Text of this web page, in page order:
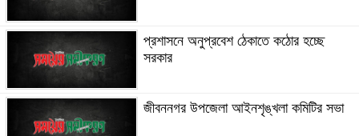
প্রশাসনে অনুপ্রবেশ ঠেকাতে কঠোর হচ্ছে
সরকার
জীবননগর উপজেলা আইনশৃঙ্খলা কমিটির সভা